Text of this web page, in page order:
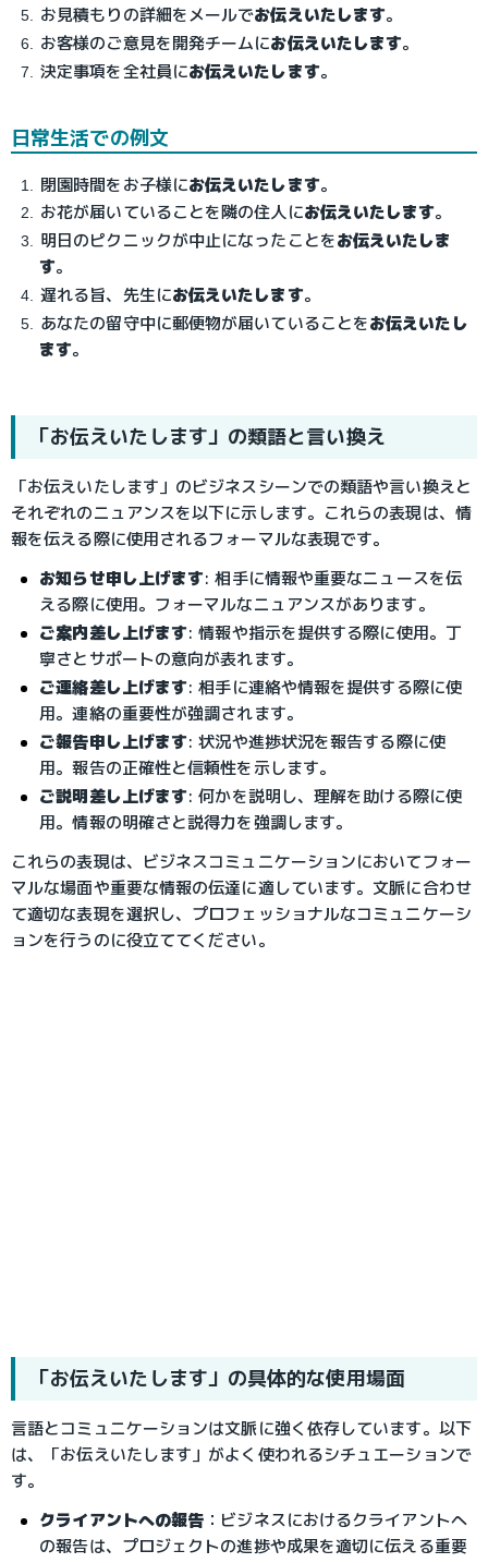
お見積もりの詳細をメールでお伝えいたします。
お客様のご意見を開発チームにお伝えいたします。
決定事項を全社員にお伝えいたします。
日常生活での例文
閉園時間をお子様にお伝えいたします。
お花が届いていることを隣の住人にお伝えいたします。
明日のピクニックが中止になったことをお伝えいたしま
す。
遅れる旨、先生にお伝えいたします。
あなたの留守中に郵便物が届いていることをお伝えいたし
ます。
「お伝えいたします」の類語と言い換え
「お伝えいたします」のビジネスシーンでの類語や言い換えと
それぞれのニュアンスを以下に示します。これらの表現は、情
報を伝える際に使用されるフォーマルな表現です。
お知らせ申し上げます: 相手に情報や重要なニュースを伝
える際に使用。フォーマルなニュアンスがあります。
ご案内差し上げます: 情報や指示を提供する際に使用。丁
寧さとサポートの意向が表れます。
ご連絡差し上げます: 相手に連絡や情報を提供する際に使
用。連絡の重要性が強調されます。
ご報告申し上げます: 状況や進捗状況を報告する際に使
用。報告の正確性と信頼性を示します。
ご説明差し上げます: 何かを説明し、理解を助ける際に使
用。情報の明確さと説得力を強調します。
これらの表現は、ビジネスコミュニケーションにおいてフォー
マルな場面や重要な情報の伝達に適しています。文脈に合わせ
て適切な表現を選択し、プロフェッショナルなコミュニケーシ
ョンを行うのに役立ててください。
「お伝えいたします」の具体的な使用場面
言語とコミュニケーションは文脈に強く依存しています。以下
は、「お伝えいたします」がよく使われるシチュエーションで
す。
クライアントへの報告 ： ビジネスにおけるクライアントへ
の報告は、プロジェクトの進捗や成果を適切に伝える重要